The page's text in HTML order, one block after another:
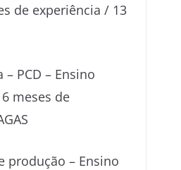
de experiência / 13
PCD – Ensino
meses de
produção – Ensino